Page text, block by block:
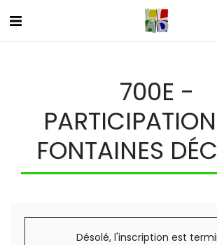
700E -
FONTAINES
Désolé, l'inscription est